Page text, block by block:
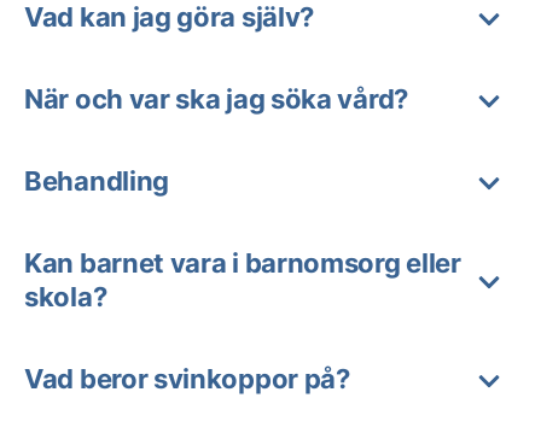
Vad kan jag göra själv?
När och var ska jag söka vård?
Behandling
Kan barnet vara i barnomsorg eller
skola?
Vad beror svinkoppor på?